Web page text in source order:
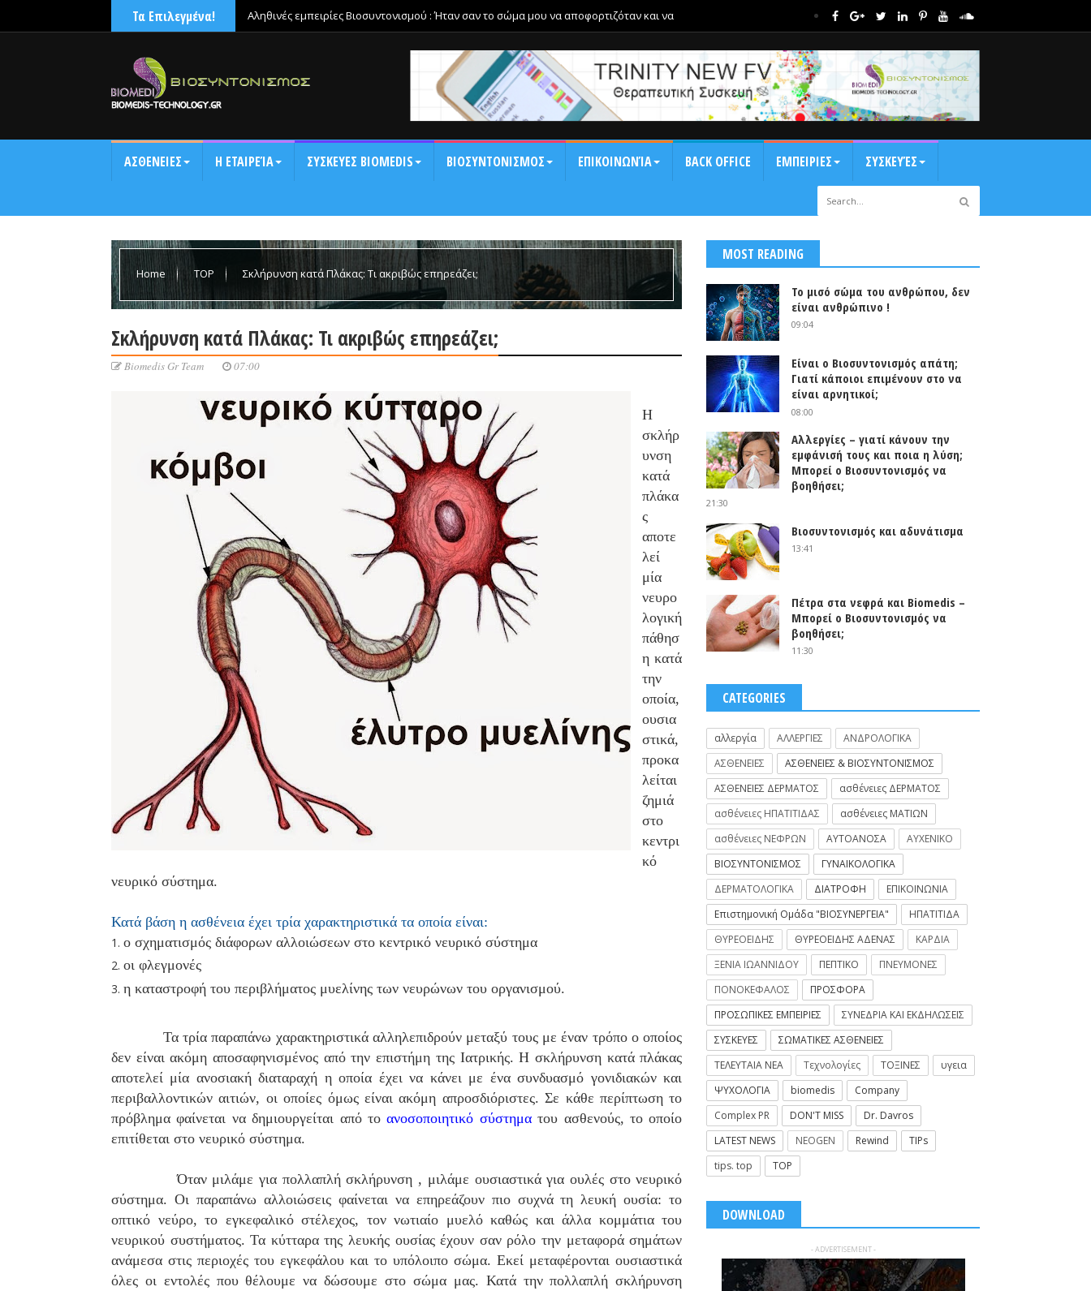
Τα Επιλεγμένα! Αληθινές εμπειρίες Βιοσυντονισμού : Ήταν σαν το σώμα μου να αποφορτιζόταν και να
ΑΣΘΕΝΕΙΕΣ Η ΕΤΑΙΡΕΊΑ ΣΥΣΚΕΥΕΣ BIOMEDIS ΒΙΟΣΥΝΤΟΝΙΣΜΟΣ ΕΠΙΚΟΙΝΩΝΊΑ BACK OFFICE ΕΜΠΕΙΡΙΕΣ ΣΥΣΚΕΥΈΣ
Home TOP Σκλήρυνση κατά Πλάκας: Τι ακριβώς επηρεάζει;
Σκλήρυνση κατά Πλάκας: Τι ακριβώς επηρεάζει;
Biomedis Gr Team 07:00
Η
σκλήρ
υνση
κατά
πλάκα
ς
αποτε
λεί
μία
νευρο
λογική
πάθησ
η κατά
την
οποία,
ουσια
στικά,
προκα
λείται
ζημιά
στο
κεντρι
κό
νευρικό σύστημα.
Κατά βάση η ασθένεια έχει τρία χαρακτηριστικά τα οποία είναι:
ο σχηματισμός διάφορων αλλοιώσεων στο κεντρικό νευρικό σύστημα
οι φλεγμονές
η καταστροφή του περιβλήματος μυελίνης των νευρώνων του οργανισμού.
Τα τρία παραπάνω χαρακτηριστικά αλληλεπιδρούν μεταξύ τους με έναν τρόπο ο οποίος
δεν είναι ακόμη αποσαφηνισμένος από την επιστήμη της Ιατρικής. Η σκλήρυνση κατά πλάκας
αποτελεί μία ανοσιακή διαταραχή η οποία έχει να κάνει με ένα συνδυασμό γονιδιακών και
περιβαλλοντικών αιτιών, οι οποίες όμως είναι ακόμη απροσδιόριστες. Σε κάθε περίπτωση το
πρόβλημα φαίνεται να δημιουργείται από τοανοσοποιητικό σύστηματου ασθενούς, το οποίο
επιτίθεται στο νευρικό σύστημα.
Όταν μιλάμε για πολλαπλή σκλήρυνση , μιλάμε ουσιαστικά για ουλές στο νευρικό
σύστημα. Οι παραπάνω αλλοιώσεις φαίνεται να επηρεάζουν πιο συχνά τη λευκή ουσία: το
οπτικό νεύρο, το εγκεφαλικό στέλεχος, τον νωτιαίο μυελό καθώς και άλλα κομμάτια του
νευρικού συστήματος. Τα κύτταρα της λευκής ουσίας έχουν σαν ρόλο την μεταφορά σημάτων
ανάμεσα στις περιοχές του εγκεφάλου και το υπόλοιπο σώμα. Εκεί μεταφέρονται ουσιαστικά
όλες οι εντολές που θέλουμε να δώσουμε στο σώμα μας. Κατά την πολλαπλή σκλήρυνση
MOST READING
Το μισό σώμα του ανθρώπου, δεν
είναι ανθρώπινο !
09:04
Είναι ο Βιοσυντονισμός απάτη;
Γιατί κάποιοι επιμένουν στο να
είναι αρνητικοί;
08:00
Αλλεργίες – γιατί κάνουν την
εμφάνισή τους και ποια η λύση;
Μπορεί ο Βιοσυντονισμός να
βοηθήσει;
21:30
Βιοσυντονισμός και αδυνάτισμα
13:41
Πέτρα στα νεφρά και Biomedis –
Μπορεί ο Βιοσυντονισμός να
βοηθήσει;
11:30
CATEGORIES
αλλεργία ΑΛΛΕΡΓΙΕΣ
ΑΝΔΡΟΛΟΓΙΚΑ
ΑΣΘΕΝΕΙΕΣ
ΑΣΘΕΝΕΙΕΣ & ΒΙΟΣΥΝΤΟΝΙΣΜΟΣ
ΑΣΘΕΝΕΙΕΣ ΔΕΡΜΑΤΟΣ
ασθένειες ΔΕΡΜΑΤΟΣ
ασθένειες ΗΠΑΤΙΤΙΔΑΣ
ασθένειες ΜΑΤΙΩΝ
ασθένειες ΝΕΦΡΩΝ
ΑΥΤΟΑΝΟΣΑ
ΑΥΧΕΝΙΚΟ
ΒΙΟΣΥΝΤΟΝΙΣΜΟΣ
ΓΥΝΑΙΚΟΛΟΓΙΚΑ
ΔΕΡΜΑΤΟΛΟΓΙΚΑ
ΔΙΑΤΡΟΦΗ
ΕΠΙΚΟΙΝΩΝΙΑ
Επιστημονική Ομάδα "ΒΙΟΣΥΝΕΡΓΕΙΑ"
ΗΠΑΤΙΤΙΔΑ
ΘΥΡΕΟΕΙΔΗΣ
ΘΥΡΕΟΕΙΔΗΣ ΑΔΕΝΑΣ
ΚΑΡΔΙΑ
ΞΕΝΙΑ ΙΩΑΝΝΙΔΟΥ
ΠΕΠΤΙΚΟ
ΠΝΕΥΜΟΝΕΣ
ΠΟΝΟΚΕΦΑΛΟΣ
ΠΡΟΣΦΟΡΑ
ΠΡΟΣΩΠΙΚΕΣ ΕΜΠΕΙΡΙΕΣ
ΣΥΝΕΔΡΙΑ ΚΑΙ ΕΚΔΗΛΩΣΕΙΣ
ΣΥΣΚΕΥΕΣ
ΣΩΜΑΤΙΚΕΣ ΑΣΘΕΝΕΙΕΣ
ΤΕΛΕΥΤΑΙΑ ΝΕΑ
Τεχνολογίες ΤΟΞΙΝΕΣ
υγεια
ΨΥΧΟΛΟΓΙΑ
biomedis
Company
Complex PR
DON'T MISS
Dr. Davros
LATEST NEWS
NEOGEN Rewind
TIPs
tips. top
TOP
DOWNLOAD
- ADVERTISEMENT -